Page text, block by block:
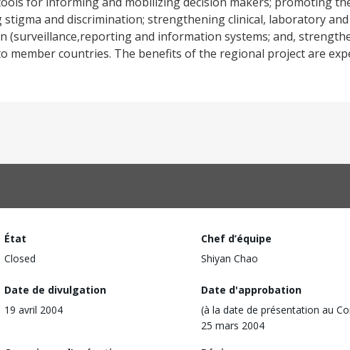
stigma and discrimination; strengthening clinical, laboratory
and information systems; and,
countries. The benefits of the regional project are
État
Closed
Chef d’équipe
Shiyan Chao
Date de divulgation
19 avril 2004
Date d'approbation
(à la date de présentation au
25 mars 2004